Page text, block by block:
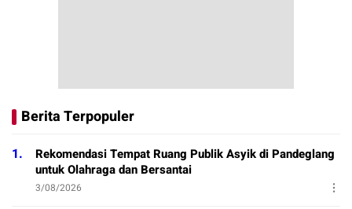
Berita Terpopuler
1.
Rekomendasi Tempat Ruang Publik Asyik di Pandeglang
untuk Olahraga dan Bersantai
3/08/2026